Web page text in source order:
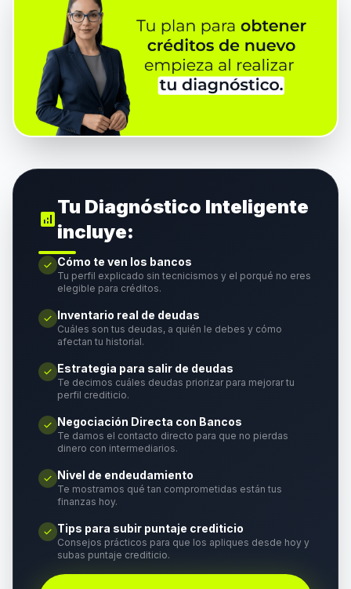
analytics
Tu Diagnóstico Inteligente
incluye:
check Cómo te ven los bancos
Tu perfil explicado sin tecnicismos y el porqué no eres
elegible para créditos.
check Inventario real de deudas
Cuáles son tus deudas, a quién le debes y cómo
afectan tu historial.
check Estrategia para salir de deudas
Te decimos cuáles deudas priorizar para mejorar tu
perfil crediticio.
check Negociación Directa con Bancos
Te damos el contacto directo para que no pierdas
dinero con intermediarios.
check Nivel de endeudamiento
Te mostramos qué tan comprometidas están tus
finanzas hoy.
check Tips para subir puntaje crediticio
Consejos prácticos para que los apliques desde hoy y
subas puntaje crediticio.